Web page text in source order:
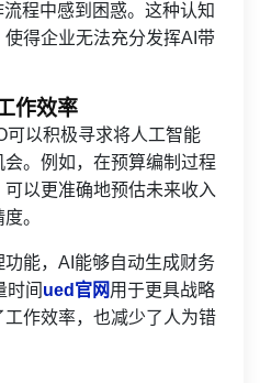
程中感到困惑。这种认知
得企业无法充分发挥AI带
作效率
可以积极寻求将人工智能
。例如，在预算编制过程
以更准确地预估未来收入
。
能，AI能够自动生成财务
时间 ued官网用于更具战略
作效率，也减少了人为错